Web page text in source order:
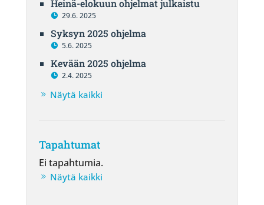
Heinä-elokuun ohjelmat julkaistu
29.6. 2025
Syksyn 2025 ohjelma
5.6. 2025
Kevään 2025 ohjelma
2.4. 2025
Näytä kaikki
Tapahtumat
Ei tapahtumia.
Näytä kaikki